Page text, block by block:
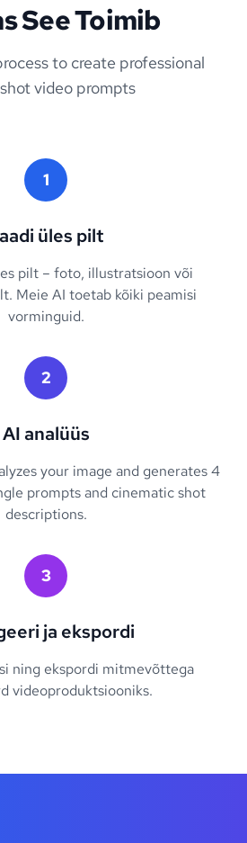
See Toimib
to create professional
video prompts
1
üles pilt
pilt – foto, illustratsioon või
Meie AI toetab kõiki peamisi
vorminguid.
2
AI analüüs
your image and generates 4
prompts and cinematic shot
descriptions.
3
ja ekspordi
ning ekspordi mitmevõttega
videoproduktsiooniks.